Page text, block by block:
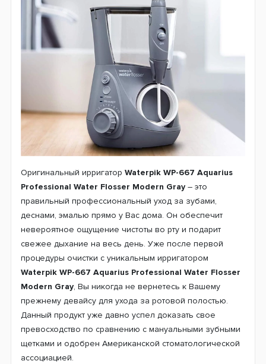
Оригинальный ирригатор Waterpik WP-667 Aquarius
Professional Water Flosser Modern Gray – это
правильный профессиональный уход за зубами,
деснами, эмалью прямо у Вас дома. Он обеспечит
невероятное ощущение чистоты во рту и подарит
свежее дыхание на весь день. Уже после первой
процедуры очистки с уникальным ирригатором
Waterpik WP-667 Aquarius Professional Water Flosser
Modern Gray, Вы никогда не вернетесь к Вашему
прежнему девайсу для ухода за ротовой полостью.
Данный продукт уже давно успел доказать свое
превосходство по сравнению с мануальными зубными
щетками и одобрен Американской стоматологической
ассоциацией.